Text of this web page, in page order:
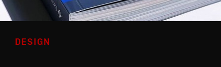
DESIGN